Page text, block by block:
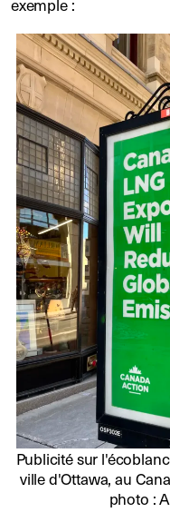
Publicité sur
ville d'Ottawa, au
photo :